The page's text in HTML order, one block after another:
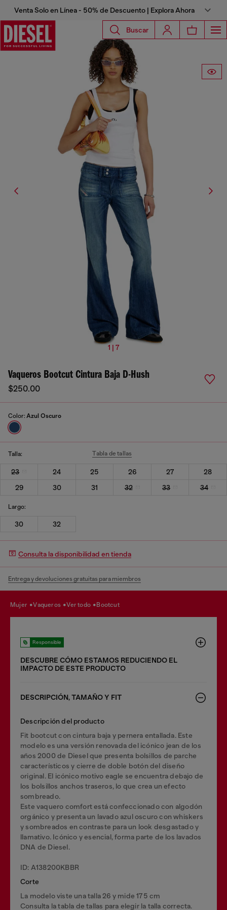
Venta Solo en Línea - 50% de Descuento | Explora Ahora
Buscar
1 | 7
Vaqueros Bootcut Cintura Baja D-Hush
$250.00
Color: Azul Oscuro
Talla: Tabla de tallas
23 24 25 26 27
28
29
30 31 32 33 34
Largo:
30 32
Consulta la disponibilidad en tienda
Entrega y devoluciones gratuitas para miembros
mujer vaqueros ver todo bootcut
Responsible
DESCUBRE CÓMO ESTAMOS REDUCIENDO EL
IMPACTO DE ESTE PRODUCTO
DESCRIPCIÓN, TAMAÑO Y FIT
Descripción del producto
Fit bootcut con cintura baja y pernera entallada. Este
modelo es una versión renovada del icónico jean de los
años 2000 de Diesel que presenta bolsillos de parche
característicos y cierre de doble botón del diseño
original. El icónico motivo eagle se encuentra debajo de
los bolsillos anchos traseros, lo que crea un efecto
sombreado.
Este vaquero comfort está confeccionado con algodón
orgánico y presenta un lavado azul oscuro con whiskers
y sombreados en contraste para un look desgastado y
llamativo. Icónico y esencial, forma parte de los lavados
DNA de Diesel.
ID: A138200KBBR
Corte
La modelo viste una talla 26 y mide 175 cm
Consulta la tabla de tallas para elegir la talla correcta.